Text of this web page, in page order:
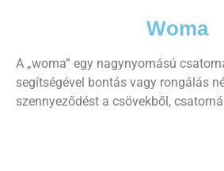
Woma
A „woma” egy nagynyomású
segítségével bontás vagy rongálás
szennyeződést a csövekből,